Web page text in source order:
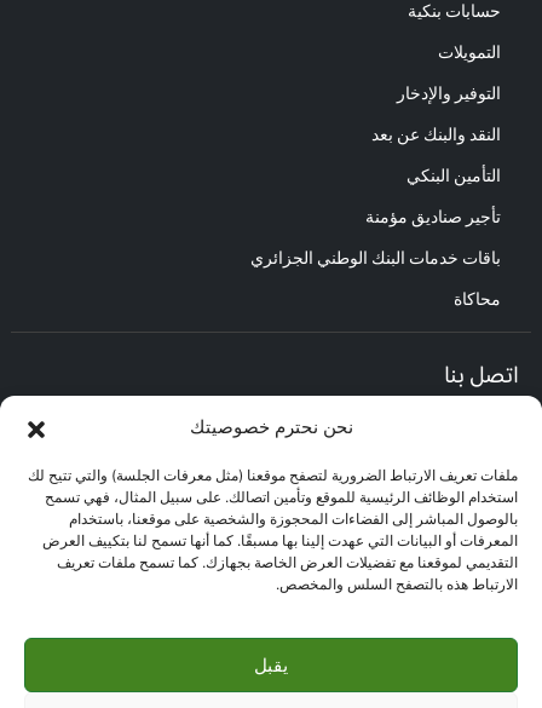
نحن نحترم خصوصيتك
ملفات تعريف الارتباط الضرورية لتصفح موقعنا (مثل معرفات الجلسة) والتي تتيح لك
استخدام الوظائف الرئيسية للموقع وتأمين اتصالك. على سبيل المثال، فهي تسمح
بالوصول المباشر إلى الفضاءات المحجوزة والشخصية على موقعنا، باستخدام
المعرفات أو البيانات التي عهدت إلينا بها مسبقًا. كما أنها تسمح لنا بتكييف العرض
التقديمي لموقعنا مع تفضيلات العرض الخاصة بجهازك. كما تسمح ملفات تعريف
الارتباط هذه بالتصفح السلس والمخصص.
يقبل
حسابات بنكية
التمويلات
التوفير والإدخار
النقد والبنك عن بعد
التأمين البنكي
تأجير صناديق مؤمنة
باقات خدمات البنك الوطني الجزائري
محاكاة
اتصل بنا
مركز العلاقات مع الزبائن :
البريد الإلكتروني : CEC@bna.dz
العنوان : حي الأعمال باب الزوار.
الهاتف: 3306/0770.20.33.06
مركز الاتصال :3306